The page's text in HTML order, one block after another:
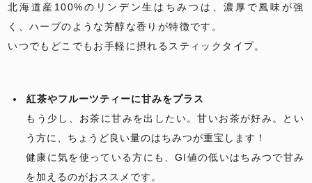
北海道産100%のリンデン生はちみつは、濃厚で風味が強
く、ハーブのような芳醇な香りが特徴です。
いつでもどこでもお手軽に摂れるスティックタイプ。
紅茶やフルーツティーに甘みをプラス
もう少し、お茶に甘みを出したい。甘いお茶が好み。とい
う方に、ちょうど良い量のはちみつが重宝します！
健康に気を使っている方にも、GI値の低いはちみつで甘み
を加えるのがおススメです。